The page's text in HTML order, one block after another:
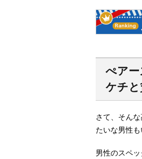
ぺアー
ケチ
さて、そん
たいな男性
男性のスペ